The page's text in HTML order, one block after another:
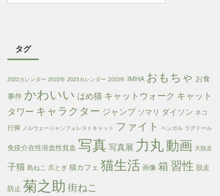
タグ
2022カレンダー 2022年 2023カレンダー 2023年 IMHA おもちゃ お食
事件 かわいい はめ猫 キャットウォーク キャット
タワー キャラクター ジャンプ ソマリ ダイソン ネコ
行脚 ノルウェージャンフォレストキャット ファイト ベンガル ラグドール
免疫介在性溶血性貧血 写真 写真展 力丸動画 大脱走
子猫 島ねこ 爪とぎ 猫カフェ 猫生活 画像 箱 習性 脱走
防止 菊之助 街ねこ